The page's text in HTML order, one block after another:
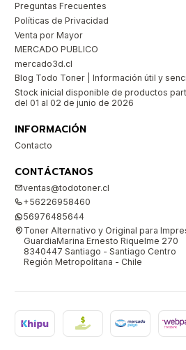
Preguntas Frecuentes
Políticas de Privacidad
Venta por Mayor
MERCADO PUBLICO
mercado3d.cl
Blog Todo Toner | Información útil y
Stock inicial disponible de productos
del 01 al 02 de junio de 2026
INFORMACIÓN
Contacto
CONTÁCTANOS
ventas@todotoner.cl
+56226958460
56976485644
Toner Alternativo y Original para
GuardiaMarina Ernesto Riquelme 270
8340447 Santiago - Santiago Centro
Región Metropolitana - Chile